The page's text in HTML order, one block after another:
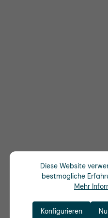
Diese Website
bestmögliche
Mehr
Konfigurieren